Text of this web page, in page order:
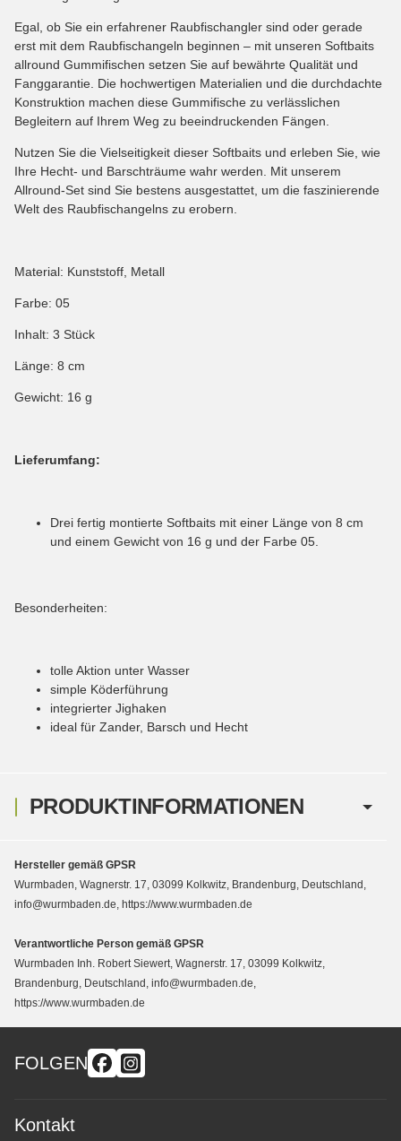
PRODUKTINFORMATIONEN
Egal, ob Sie ein erfahrener Raubfischangler sind oder gerade
erst mit dem Raubfischangeln beginnen – mit unseren Softbaits
allround Gummifischen setzen Sie auf bewährte Qualität und
Fanggarantie. Die hochwertigen Materialien und die durchdachte
Konstruktion machen diese Gummifische zu verlässlichen
Begleitern auf Ihrem Weg zu beeindruckenden Fängen.
Nutzen Sie die Vielseitigkeit dieser Softbaits und erleben Sie, wie
Ihre Hecht- und Barschträume wahr werden. Mit unserem
Allround-Set sind Sie bestens ausgestattet, um die faszinierende
Welt des Raubfischangelns zu erobern.
Material: Kunststoff, Metall
Farbe: 05
Inhalt: 3 Stück
Länge: 8 cm
Gewicht: 16 g
Lieferumfang:
Drei fertig montierte Softbaits mit einer Länge von 8 cm
und einem Gewicht von 16 g und der Farbe 05.
Besonderheiten:
tolle Aktion unter Wasser
simple Köderführung
integrierter Jighaken
ideal für Zander, Barsch und Hecht
Hersteller gemäß GPSR
Wurmbaden, Wagnerstr. 17, 03099 Kolkwitz, Brandenburg, Deutschland,
info@wurmbaden.de, https://www.wurmbaden.de
Verantwortliche Person gemäß GPSR
Wurmbaden Inh. Robert Siewert, Wagnerstr. 17, 03099 Kolkwitz,
Brandenburg, Deutschland, info@wurmbaden.de,
https://www.wurmbaden.de
FOLGEN
Kontakt